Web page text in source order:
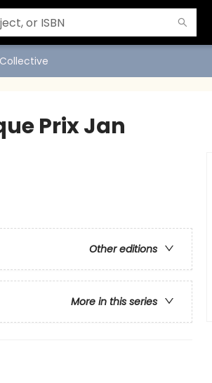
Prix Jan
Other editions
More in this series